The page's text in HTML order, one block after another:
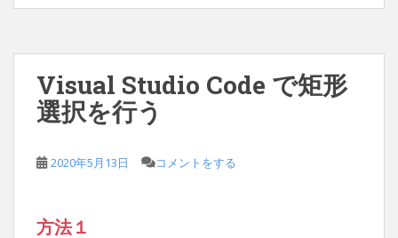
Visual Studio Code で矩形
選択を行う
2020年5月13日 コメントをする
方法１